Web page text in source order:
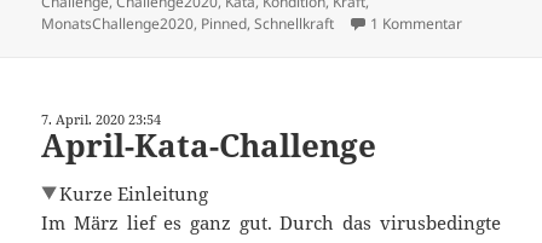
MonatsChallenge2020, Pinned,Schnellkraft 1 Kommentarzu Mai-
7. April. 2020 23:54
April-Kata-Challenge
Kurze Einleitung
Im März lief es ganz gut. Durch das virusbedingte